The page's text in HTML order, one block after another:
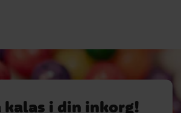
kalas i din inkorg!